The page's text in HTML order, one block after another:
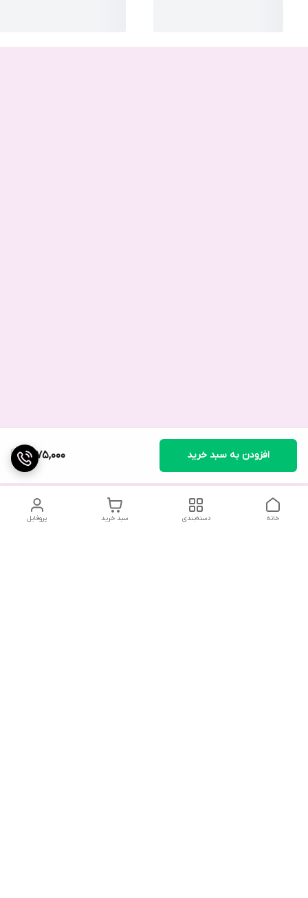
1,875,000 افزودن به سبد خرید
پروفایل سبد خرید دسته‌بندی خانه